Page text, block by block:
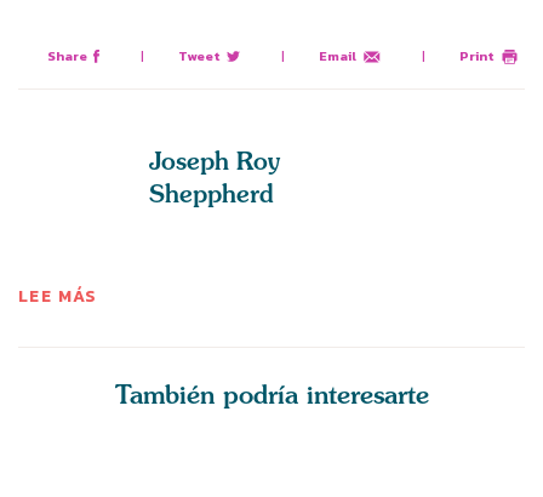
Share | Tweet | Email | Print
Joseph Roy
Sheppherd
LEE MÁS
También podría interesarte